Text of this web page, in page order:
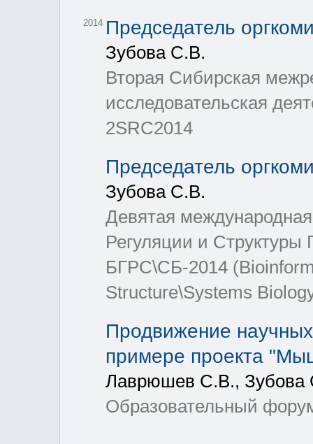
2014 Председатель
Зубова С.В.
Вторая Сибирская
исследовательская
2SRC2014
Председатель
Зубова С.В.
Девятая
Регуляции и
БГРС\СБ-2014
Structure\Systems
Продвижение
примере проекта
Лаврюшев С.В., Зубова
Образовательный